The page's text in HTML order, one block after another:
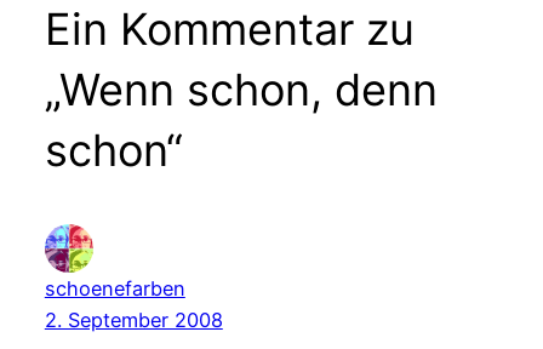
Ein Kommentar zu
„Wenn schon, denn
schon“
schoenefarben
2. September 2008